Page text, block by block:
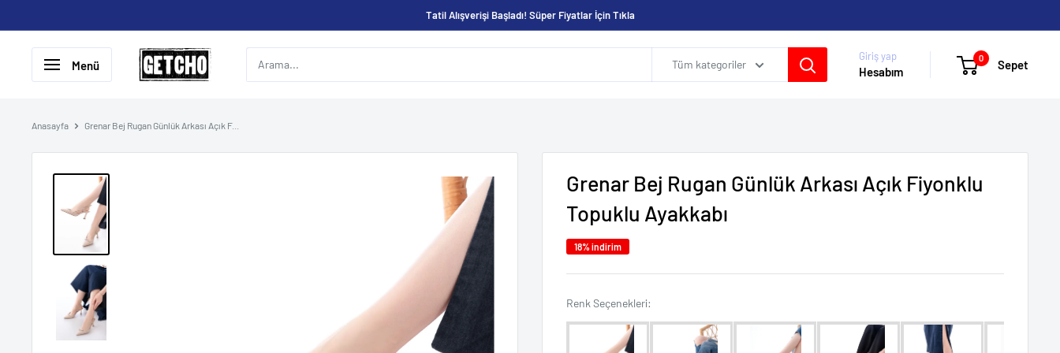
geç
Tatil Alışverişi Başladı! Süper Fiyatlar İçin Tıkla
Menü
GETCHO
Tüm kategoriler
Giriş yap
Hesabım
0 Sepet
Anasayfa Grenar Bej Rugan Günlük Arkası Açık F...
Grenar Bej Rugan Günlük Arkası Açık Fiyonklu
Topuklu Ayakkabı
18% indirim
Renk Seçenekleri: